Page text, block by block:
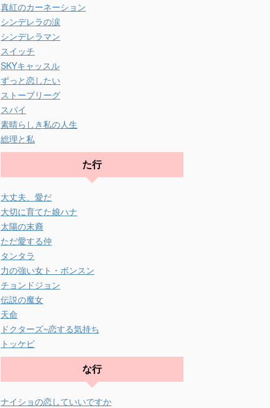
真紅のカーネーション
シンデレラの涙
シンデレラマン
スイッチ
SKYキャッスル
ずっと恋したい
ストーブリーグ
スパイ
素晴らしき私の人生
総理と私
た行
大丈夫、愛だ
大切に育てた娘ハナ
太陽の末裔
ただ愛する仲
タンタラ
力の強い女ト・ボンスン
チョンドジョン
伝説の魔女
天命
ドクターズ~恋する気持ち
トッケビ
な行
ナイショの恋していいですか